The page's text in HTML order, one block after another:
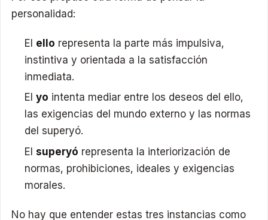
personalidad:
El ello representa la parte más impulsiva,
instintiva y orientada a la satisfacción
inmediata.
El yo intenta mediar entre los deseos del ello,
las exigencias del mundo externo y las normas
del superyó.
El superyó representa la interiorización de
normas, prohibiciones, ideales y exigencias
morales.
No hay que entender estas tres instancias como